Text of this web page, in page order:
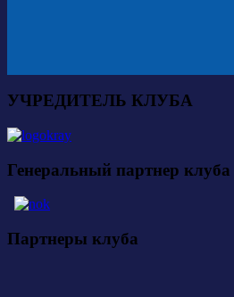
УЧРЕДИТЕЛЬ КЛУБА
Генеральный партнер клуба
Партнеры клуба